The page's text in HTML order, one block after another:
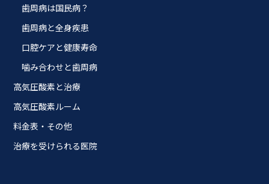
歯周病は国民病？
歯周病と全身疾患
口腔ケアと健康寿命
噛み合わせと歯周病
高気圧酸素と治療
高気圧酸素ルーム
料金表・その他
治療を受けられる医院